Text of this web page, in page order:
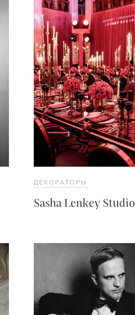
ДЕКОРАТОРЫ
Sasha Lenkey Studio